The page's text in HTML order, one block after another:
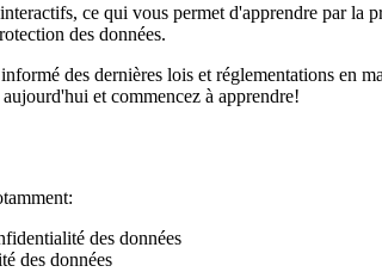
ce qui vous permet d'apprendre par la
des données.
des dernières lois et réglementations en
et commencez à apprendre!
des données
des données